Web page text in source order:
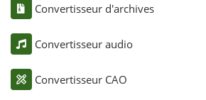
Convertisseur d'archives
Convertisseur audio
Convertisseur CAO